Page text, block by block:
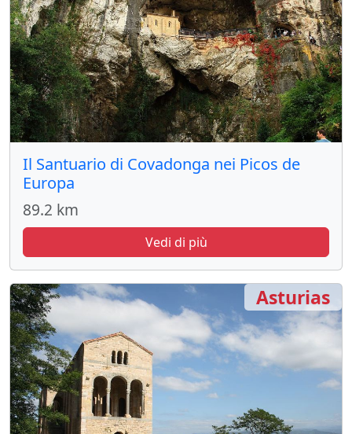
Il Santuario di Covadonga nei Picos de
Europa
89.2 km
Vedi di più
Asturias